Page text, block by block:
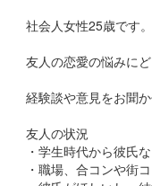
社会人女性25歳です。
友人の恋愛の悩みに
経験談や意見をお聞
友人の状況
・学生時代から彼氏
・職場、合コンや街